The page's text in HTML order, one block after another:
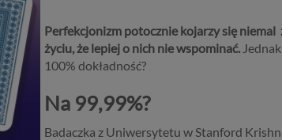
Perfekcjonizm potocznie kojarzy się
życiu, że lepiej o nich nie wspominać.
100% dokładność?
Na 99,99%?
Badaczka z Uniwersytetu w Stanford